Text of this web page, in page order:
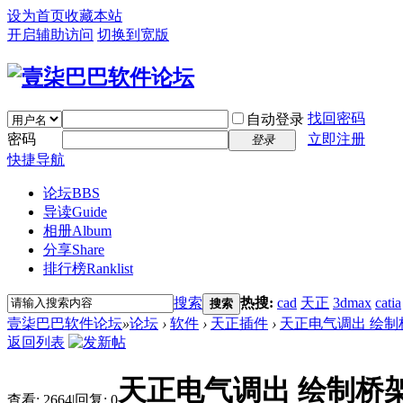
设为首页收藏本站
开启辅助访问 切换到宽版
自动登录 找回密码
密码
登录
立即注册
快捷导航
论坛BBS
导读Guide
相册Album
分享Share
排行榜Ranklist
搜索 搜索 热搜: cad 天正 3dmax catia
壹柒巴巴软件论坛»论坛 › 软件 › 天正插件 › 天正电气调出 绘制
返回列表
查看: 2664|回复: 0天正电气调出 绘制桥